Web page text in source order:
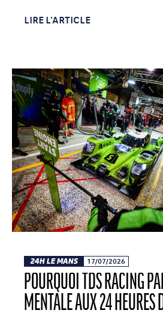
LIRE L'ARTICLE
24H LE MANS 17/07/2026
POURQUOI TDS RACING
MENTALE AUX 24 HEURES